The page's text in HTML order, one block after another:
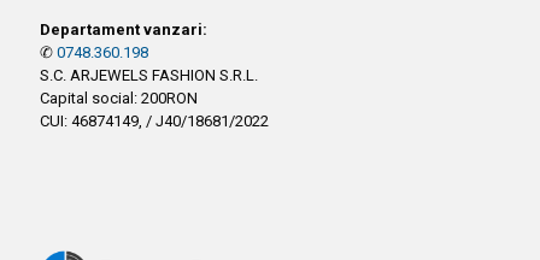
Departament vanzari:
✆ 0748.360.198
S.C. ARJEWELS FASHION S.R.L.
Capital social: 200RON
CUI: 46874149, / J40/18681/2022